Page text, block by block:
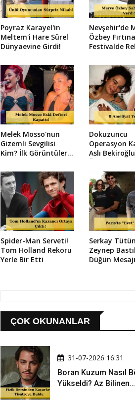
Poyraz Karayel'in
Meltem'i Hare Sürel
Dünyaevine Girdi!
Nevşehir'de
Özbey
Festivalde
Melek Mosso'nun
Gizemli Sevgilisi
Kim? İlk Görüntüler
Dokuzuncu
Operasyon
Aslı
Üzen Paylaşım
Spider-Man Serveti!
Tom Holland Rekoru
Yerle Bir Etti
Serkay
Zeynep
Düğün
ÇOK OKUNANLAR
31-07-2026 16:31
Boran Kuzum Nasıl
Yükseldi? Az Bilinen